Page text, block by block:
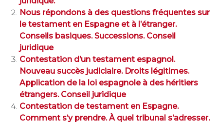
Nous répondons à des questions fréquentes sur
le testament en Espagne et à l’étranger.
Conseils basiques. Successions. Conseil
juridique
Contestation d’un testament espagnol.
Nouveau succès judiciaire. Droits légitimes.
Application de la loi espagnole à des héritiers
étrangers. Conseil juridique
Contestation de testament en Espagne.
Comment s’y prendre. À quel tribunal s’adresser.